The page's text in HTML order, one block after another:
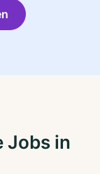
Jobs in